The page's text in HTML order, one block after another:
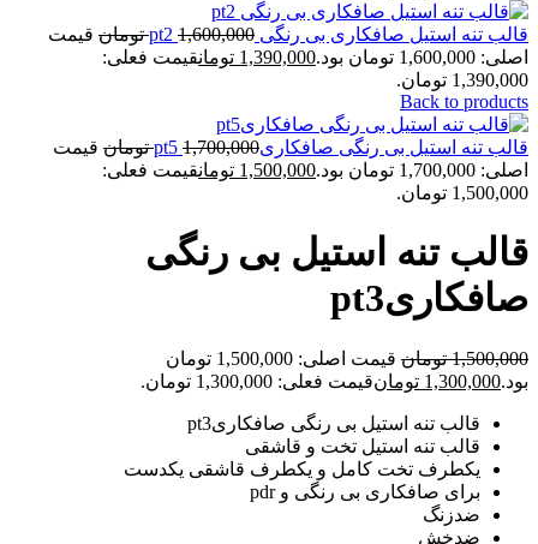
قالب تنه استیل صافکاری بی رنگی pt2 1,600,000 تومان قیمت
اصلی: 1,600,000 تومان بود.
1,390,000 تومانقیمت فعلی:
1,390,000 تومان.
Back to products
قالب تنه استیل بی رنگی صافکاریpt51,700,000 تومان قیمت
اصلی: 1,700,000 تومان بود.
1,500,000 تومانقیمت فعلی:
1,500,000 تومان.
قالب تنه استیل بی رنگی
صافکاریpt3
1,500,000 تومان
قیمت اصلی: 1,500,000 تومان
بود.1,300,000 تومانقیمت فعلی: 1,300,000 تومان.
قالب تنه استیل بی رنگی صافکاریpt3
قالب تنه استیل تخت و قاشقی
یکطرف تخت کامل و یکطرف قاشقی یکدست
برای صافکاری بی رنگی و pdr
ضدزنگ
ضدخش